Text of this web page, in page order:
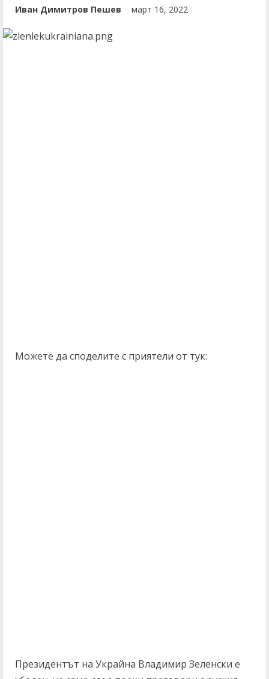
Иван Димитров Пешев март 16, 2022
Можете да споделите с приятели от тук:
Президентът на Украйна Владимир Зеленски е